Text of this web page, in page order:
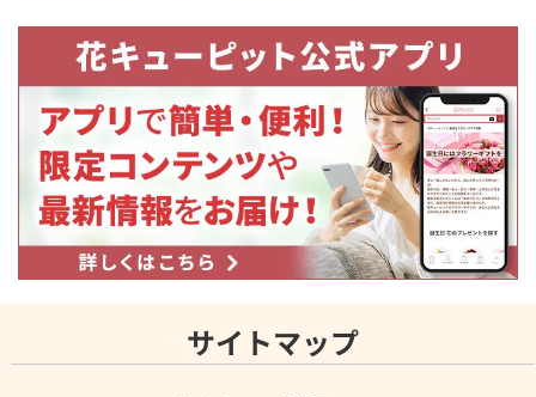
サイトマップ